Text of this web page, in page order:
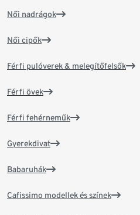
Női nadrágok
Női cipők
Férfi pulóverek & melegítőfelsők
Férfi övek
Férfi fehérneműk
Gyerekdivat
Babaruhák
Cafissimo modellek és színek